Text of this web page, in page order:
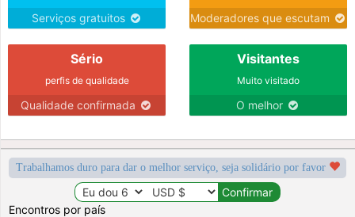
Serviços gratuitos Moderadores que escutam
Sério
perfis de qualidade
Qualidade confirmada
Visitantes
Muito visitado
O melhor
Trabalhamos duro para dar o melhor serviço, seja solidário por favor
Encontros por país